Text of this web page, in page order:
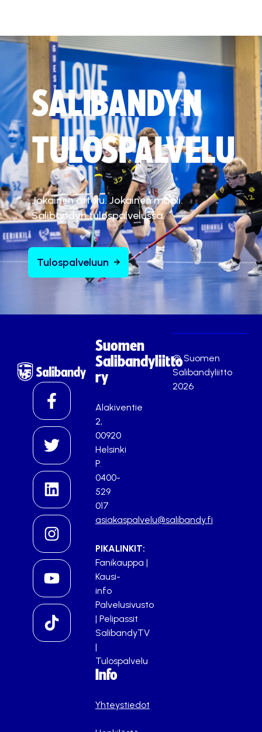
SALIBANDYN
TULOSPALVELU
Jokainen ottelu. Jokainen maali.
Salibandyn tulospalvelussa.
Tulospalveluun
Suomen
Salibandyliitto
ry
Alakiventie
2,
00920
Helsinki
P.
0400-
529
017
asiakaspalvelu@salibandy.fi
PIKALINKIT:
Fanikauppa |
Kausi-
info
Palvelusivusto
| Pelipassit
SalibandyTV
|
Tulospalvelu
Info
Yhteystiedot
© Suomen
Salibandyliitto
2026